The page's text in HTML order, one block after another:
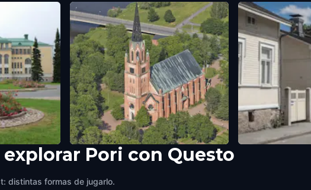
Church
explorar Pori con Questo
distintas formas de jugarlo.